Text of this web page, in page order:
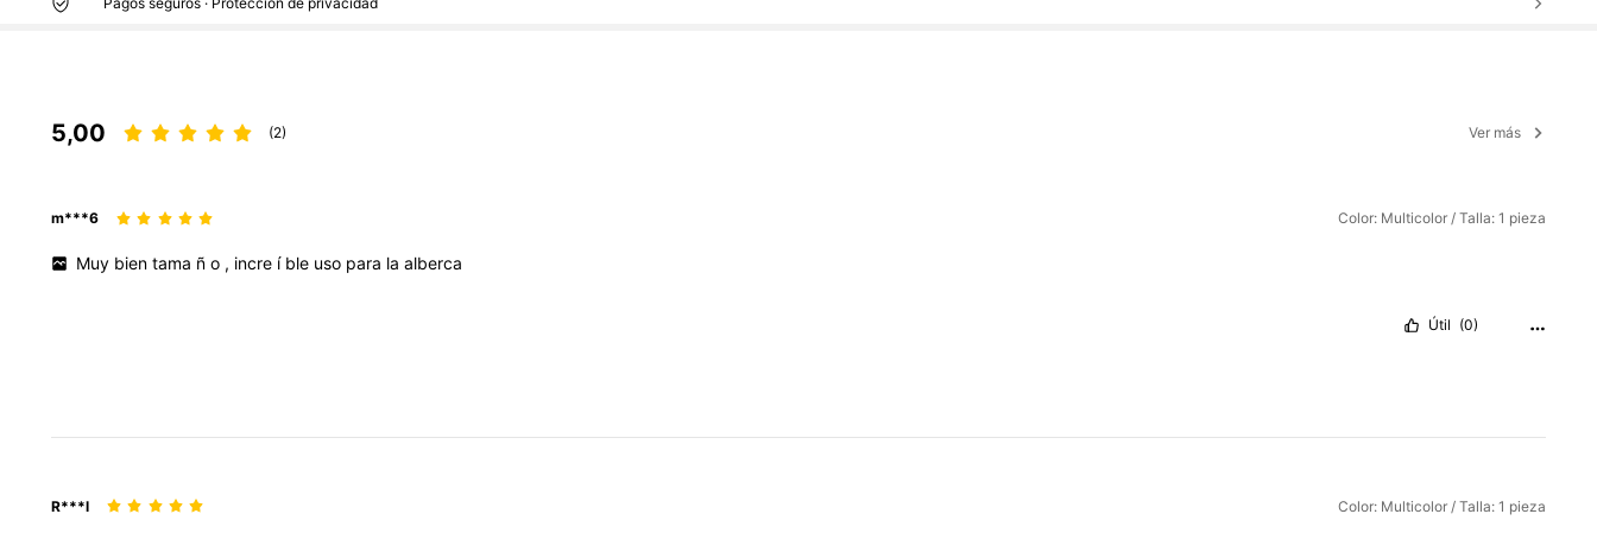
5,00 (2) Ver más
m***6 Color: Multicolor / Talla: 1 pieza
Muy bientama ño , incre í ble uso para laalberca
Útil (0)
R***l Color: Multicolor / Talla: 1 pieza